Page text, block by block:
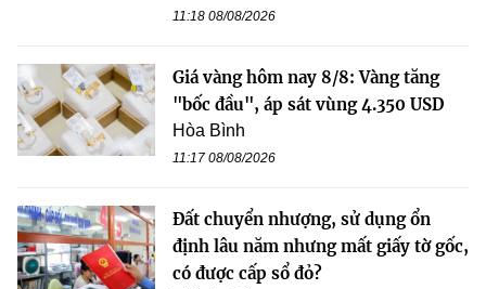
11:18 08/08/2026
Giá vàng hôm nay 8/8: Vàng tăng
"bốc đầu", áp sát vùng 4.350 USD
Hòa Bình
11:17 08/08/2026
Đất chuyển nhượng, sử dụng ổn
định lâu năm nhưng mất giấy tờ gốc,
có được cấp sổ đỏ?